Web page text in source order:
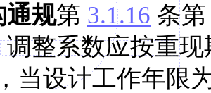
通规第 3.1.16 条
调整系数应按重
当设计工作年限